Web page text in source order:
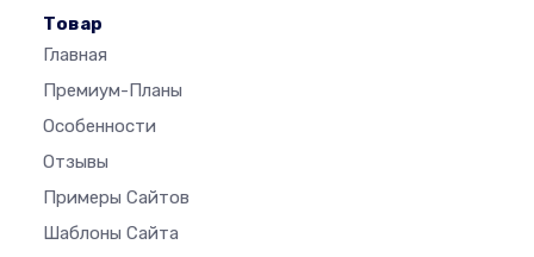
Товар
Главная
Премиум-Планы
Особенности
Отзывы
Примеры Сайтов
Шаблоны Сайта